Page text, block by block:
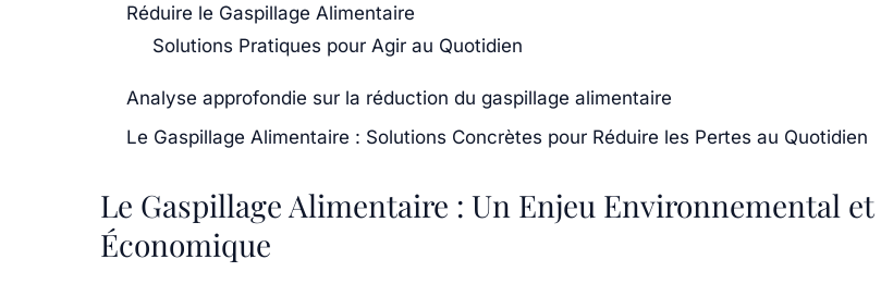
Réduire le Gaspillage Alimentaire
Solutions Pratiques pour Agir au Quotidien
Analyse approfondie sur la réduction du gaspillage alimentaire
Le Gaspillage Alimentaire : Solutions Concrètes pour Réduire les Pertes au Quotidien
Le Gaspillage Alimentaire : Un Enjeu Environnemental et
Économique